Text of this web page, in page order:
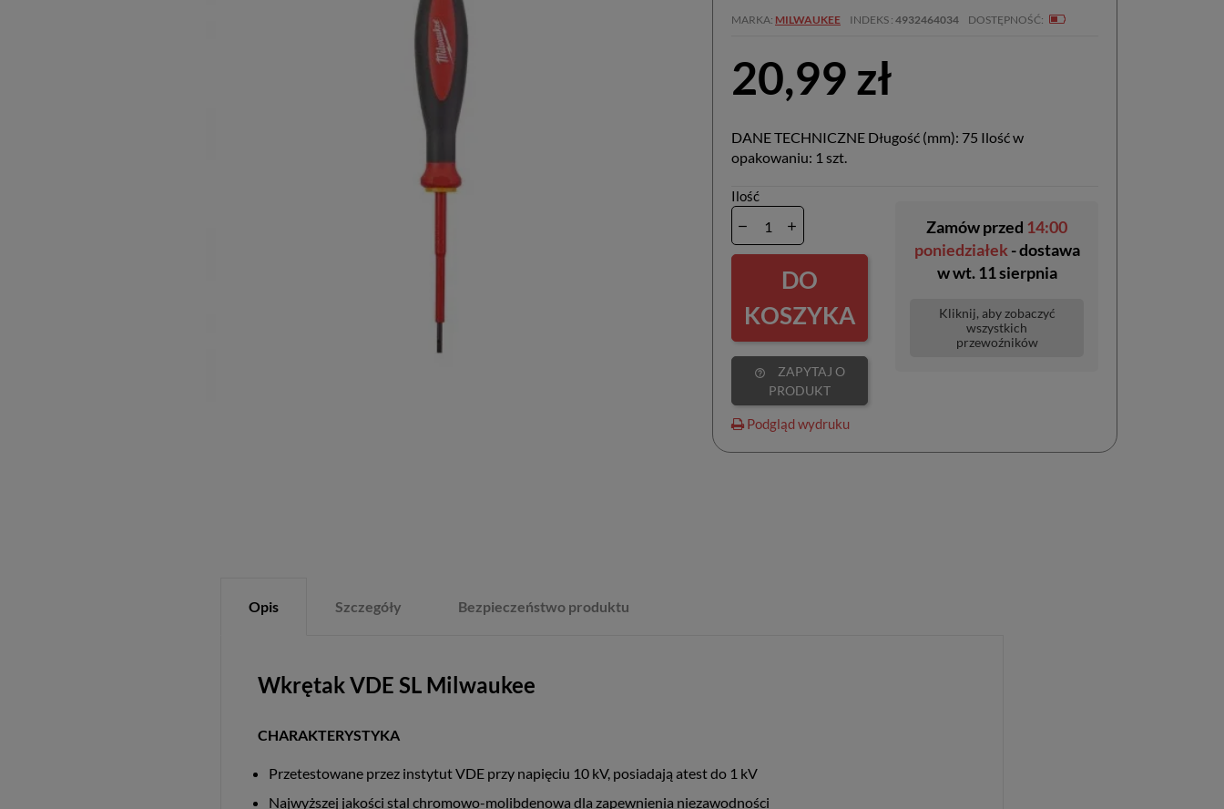
MARKA MILWAUKEE INDEKS 4932464034 DOSTĘPNOŚĆ
20,99 zł
DANE TECHNICZNE Długość (mm): 75 Ilość w
opakowaniu: 1 szt.
Ilość
DO
KOSZYKA
help_outline
PRODUKT
Podgląd wydruku
Zamów przed 14:00
poniedziałek - dostawa
wwt. 11 sierpnia
Kliknij, aby zobaczyć
wszystkich
przewoźników
Opis Szczegóły Bezpieczeństwo produktu
Wkrętak VDE SL Milwaukee
CHARAKTERYSTYKA
Przetestowane przez instytut VDE przy napięciu 10 kV, posiadają atest do 1 kV
Najwyższej jakości stal chromowo-molibdenowa dla zapewnienia niezawodności